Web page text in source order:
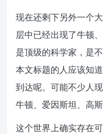
现在还剩下另外一个
层中已经出现了牛顿
是顶级的科学家，是
本文标题的人应该知
到达呢。可能不少人
牛顿、爱因斯坦、高
这个世界上确实存在